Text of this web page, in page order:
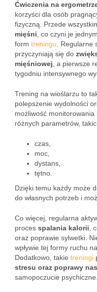
Ćwiczenia na
korzyści dla osób
fizyczną. Przede
mięśni , co czyni je
form treningu .
przyczyniają się do
mięśniowej , a pierwsze
tygodniu intensywnego
Trening na wioślarzu to
polepszenie wydolności
możliwość
różnych parametrów,
czas,
moc,
dystans,
tętno.
Dzięki temu każdy może
do własnych potrzeb i
Co więcej, regularna
proces spalania kalorii ,
oraz poprawie sylwetki.
wpływie tej formy ruchu na
Dodatkowo, takie treningi
stresu oraz poprawy
samopoczucie psychiczne.